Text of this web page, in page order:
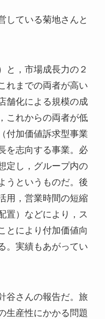
している菊地さんと
と，市場成長力の２
れまでの両者が高い
舗化による規模の成
これからの両者が低
付加価値訴求型事業
を志向する事業。必
定し，グループ内の
うというものだ。後
用，営業時間の短縮
置）などにより，ス
とにより付加価値向
。実績もあがってい
谷さんの報告だ。旅
生産性にかかる問題